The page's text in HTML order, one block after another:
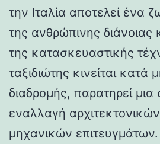
την Ιταλία αποτελεί ένα
της ανθρώπινης διάνοιας
της κατασκευαστικής
ταξιδιώτης κινείται κατά
διαδρομής, παρατηρεί μια
εναλλαγή
μηχανικών